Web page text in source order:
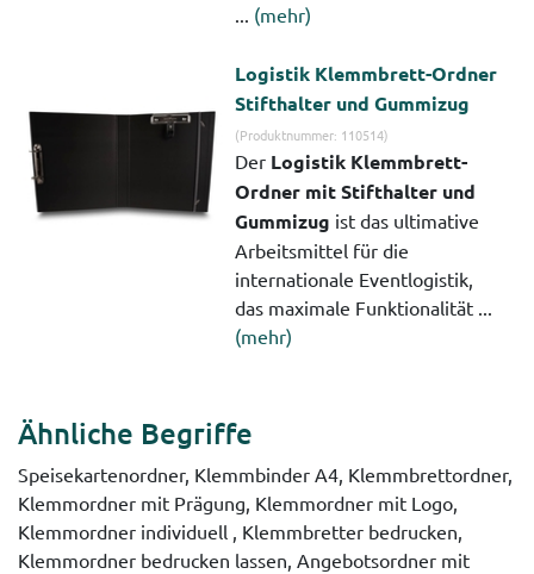
... (mehr)
Logistik Klemmbrett-Ordner
Stifthalter und Gummizug
(Produktnummer: 110514)
Der Logistik Klemmbrett-
Ordner mit Stifthalter und
Gummizug ist das ultimative
Arbeitsmittel für die
internationale Eventlogistik,
das maximale Funktionalität ...
(mehr)
Ähnliche Begriffe
Speisekartenordner, Klemmbinder A4, Klemmbrettordner,
Klemmordner mit Prägung, Klemmordner mit Logo,
Klemmordner individuell , Klemmbretter bedrucken,
Klemmordner bedrucken lassen, Angebotsordner mit